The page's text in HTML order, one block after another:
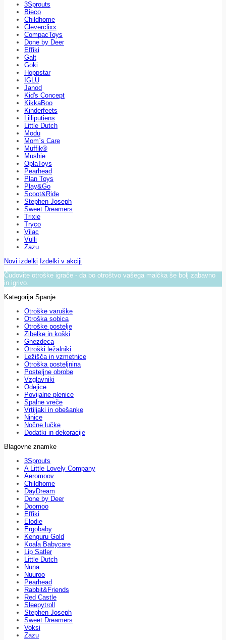
3Sprouts
Bieco
Childhome
Cleverclixx
CompacToys
Done by Deer
Effiki
Galt
Goki
Hoppstar
IGLU
Janod
Kid's Concept
KikkaBoo
Kinderfeets
Lilliputiens
Little Dutch
Modu
Mom`s Care
Muffik®
Mushie
OplaToys
Pearhead
Plan Toys
Play&Go
Scoot&Ride
Stephen Joseph
Sweet Dreamers
Trixie
Tryco
Vilac
Vulli
Zazu
Novi izdelki Izdelki v akciji
Čudovite otroške igrače - da bo otroštvo vašega malčka še bolj zabavno
in igrivo.
Kategorija Spanje
Otroške varuške
Otroška sobica
Otroške postelje
Zibelke in koški
Gnezdeca
Otroški ležalniki
Ležišča in vzmetnice
Otroška posteljnina
Posteljne obrobe
Vzglavniki
Odejice
Povijalne plenice
Spalne vreče
Vrtiljaki in obešanke
Ninice
Nočne lučke
Dodatki in dekoracije
Blagovne znamke
3Sprouts
A Little Lovely Company
Aeromoov
Childhome
DayDream
Done by Deer
Doomoo
Effiki
Elodie
Ergobaby
Kenguru Gold
Koala Babycare
Lip Satler
Little Dutch
Nuna
Nuuroo
Pearhead
Rabbit&Friends
Red Castle
Sleepytroll
Stephen Joseph
Sweet Dreamers
Voksi
Zazu